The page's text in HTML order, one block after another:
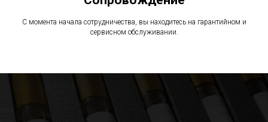
С момента начала сотрудничества, вы находитесь на гарантийном и
сервисном обслуживании.